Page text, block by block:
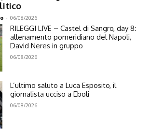
- 06/08/2026
RILEGGI LIVE – Castel di Sangro, day 8:
allenamento pomeridiano del Napoli,
David Neres in gruppo
06/08/2026
L’ultimo saluto a Luca Esposito, il
giornalista ucciso a Eboli
06/08/2026